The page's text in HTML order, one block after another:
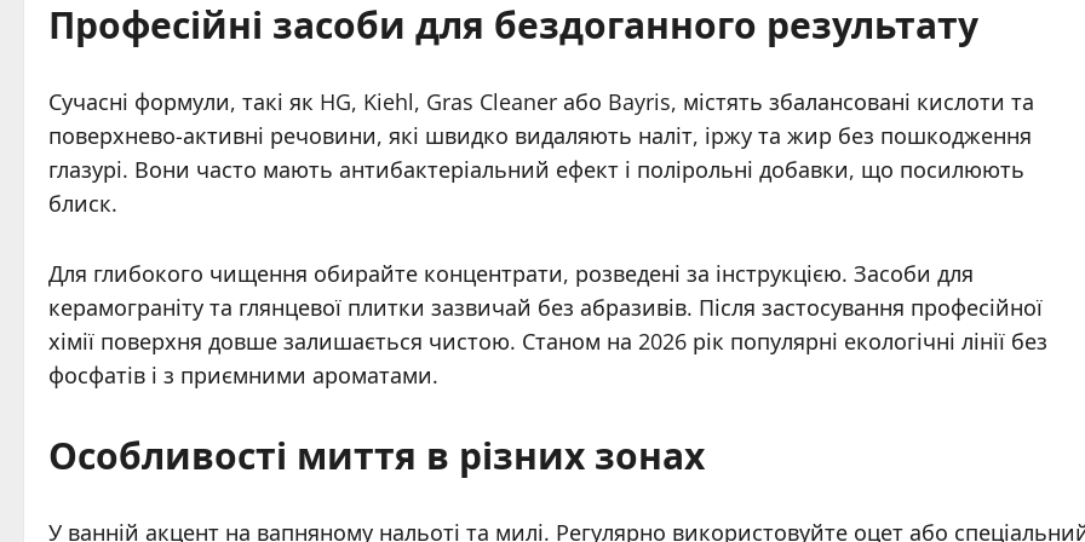
Професійні засоби для бездоганного результату
Сучасні формули, такі як HG, Kiehl, Gras Cleaner або Bayris, містять збалансовані кислоти та
поверхнево-активні речовини, які швидко видаляють наліт, іржу та жир без пошкодження
глазурі. Вони часто мають антибактеріальний ефект і полірольні добавки, що посилюють
блиск.
Для глибокого чищення обирайте концентрати, розведені за інструкцією. Засоби для
керамограніту та глянцевої плитки зазвичай без абразивів. Після застосування професійної
хімії поверхня довше залишається чистою. Станом на 2026 рік популярні екологічні лінії без
фосфатів і з приємними ароматами.
Особливості миття в різних зонах
У ванній акцент на вапняному нальоті та милі. Регулярно використовуйте оцет або